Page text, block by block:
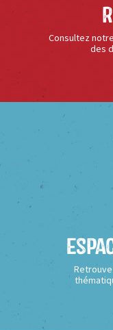
Consultez
des